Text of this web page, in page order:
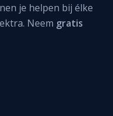
je helpen bij élke
Neem gratis